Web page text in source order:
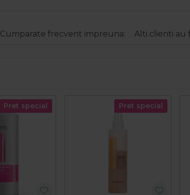
Cumparate frecvent impreuna: Alti clienti au
Pret special Pret special